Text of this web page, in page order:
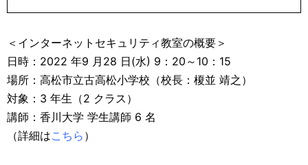
＜インターネットセキュリティ教室の概要＞
日時：2022 年9 月28 日(水) 9：20～10：15
場所：高松市立古高松小学校（校長：榎並 靖之）
対象：3 年生（2 クラス）
講師：香川大学 学生講師 6 名
（詳細はこちら ）